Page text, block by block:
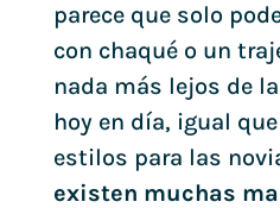
parece que solo
con chaqué o un
nada más lejos de
hoy en día, igual
estilos para las
existen muchas